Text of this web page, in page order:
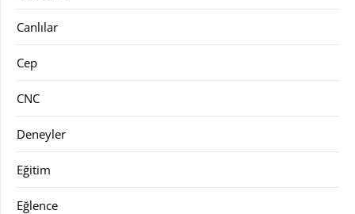
Canlılar
Cep
CNC
Deneyler
Eğitim
Eğlence